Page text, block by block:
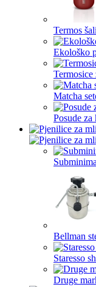
Termos
Ekološko
Termosice
Matcha
Posude za
Bellman
Staresso
Druge